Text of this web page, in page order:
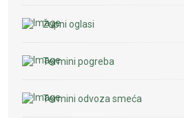
Župni oglasi
Termini pogreba
Termini odvoza smeća